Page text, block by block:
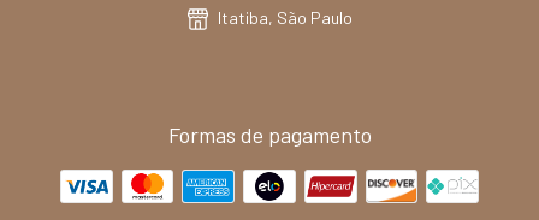
Itatiba, São Paulo
Formas de pagamento